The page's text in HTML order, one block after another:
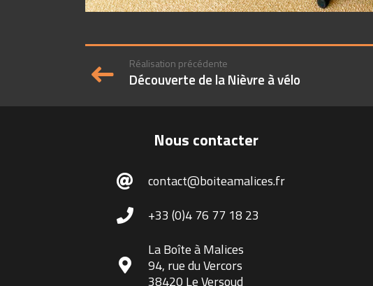
Réalisation précédente
Découverte de la Nièvre à vélo
Nous contacter
contact@boiteamalices.fr
+33 (0)4 76 77 18 23
La Boîte à Malices
94, rue du Vercors
38420 Le Versoud